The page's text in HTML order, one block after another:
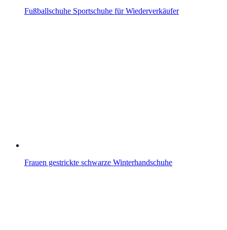
Fußballschuhe Sportschuhe für Wiederverkäufer
Frauen gestrickte schwarze Winterhandschuhe